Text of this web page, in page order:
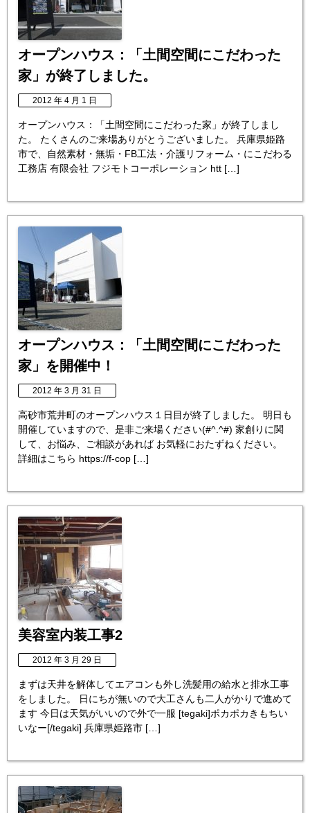
オープンハウス：「土間空間にこだわった
家」が終了しました。
2012 年 4 月 1 日
オープンハウス：「土間空間にこだわった家」が終了しまし
た。 たくさんのご来場ありがとうございました。 兵庫県姫路
市で、自然素材・無垢・FB工法・介護リフォーム・にこだわる
工務店 有限会社 フジモトコーポレーション htt […]
オープンハウス：「土間空間にこだわった
家」を開催中！
2012 年 3 月 31 日
高砂市荒井町のオープンハウス１日目が終了しました。 明日も
開催していますので、是非ご来場ください(#^.^#) 家創りに関
して、お悩み、ご相談があれば お気軽におたずねください。
詳細はこちら https://f-cop […]
美容室内装工事2
2012 年 3 月 29 日
まずは天井を解体してエアコンも外し洗髪用の給水と排水工事
をしました。 日にちが無いので大工さんも二人がかりで進めて
ます 今日は天気がいいので外で一服 [tegaki]ポカポカきもちい
いなー[/tegaki] 兵庫県姫路市 […]